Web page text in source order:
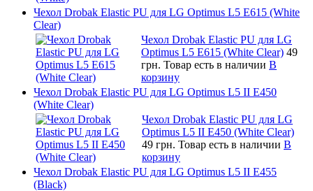
Чехол Drobak Elastic PU для LG Optimus L5 E615 (White
Clear)
Чехол Drobak Elastic PU для LG
Optimus L5 E615 (White Clear) 49
грн. Товар есть в наличии В
корзину
Чехол Drobak Elastic PU для LG Optimus L5 II E450
(White Сlear)
Чехол Drobak Elastic PU для LG
Optimus L5 II E450 (White Сlear)
49 грн. Товар есть в наличии В
корзину
Чехол Drobak Elastic PU для LG Optimus L5 II E455
(Black)